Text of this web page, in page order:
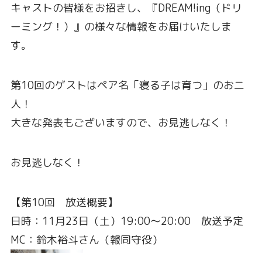
キャストの皆様をお招きし、『DREAM!ing‏（ドリ
ーミング！）』の様々な情報をお届けいたしま
す。
第10回のゲストはペア名「寝る子は育つ」のお二
人！
大きな発表もございますので、お見逃しなく！
お見逃しなく！
【第10回 放送概要】
日時：11月23日（土）19:00～20:00 放送予定
MC：鈴木裕斗さん（報同守役）